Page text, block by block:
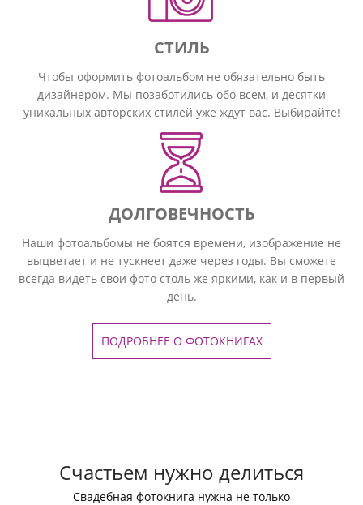
СТИЛЬ
Чтобы оформить фотоальбом не обязательно быть
дизайнером. Мы позаботились обо всем, и десятки
уникальных авторских стилей уже ждут вас. Выбирайте!
ДОЛГОВЕЧНОСТЬ
Наши фотоальбомы не боятся времени, изображение не
выцветает и не тускнеет даже через годы. Вы сможете
всегда видеть свои фото столь же яркими, как и в первый
день.
ПОДРОБНЕЕ О ФОТОКНИГАХ
Счастьем нужно делиться
Свадебная фотокнига нужна не только